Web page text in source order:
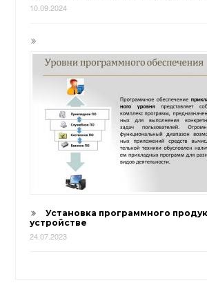
10.09.2024
Установка программного
устройстве
24.07.2023